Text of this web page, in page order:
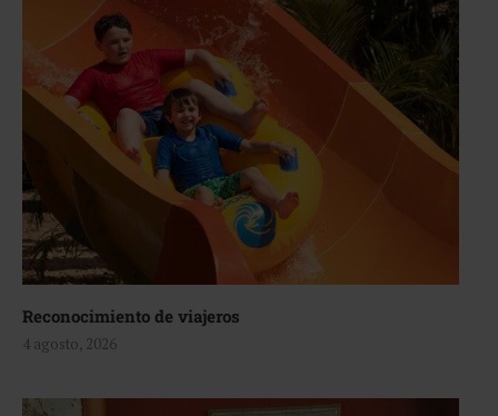
Reconocimiento de viajeros
4 agosto, 2026